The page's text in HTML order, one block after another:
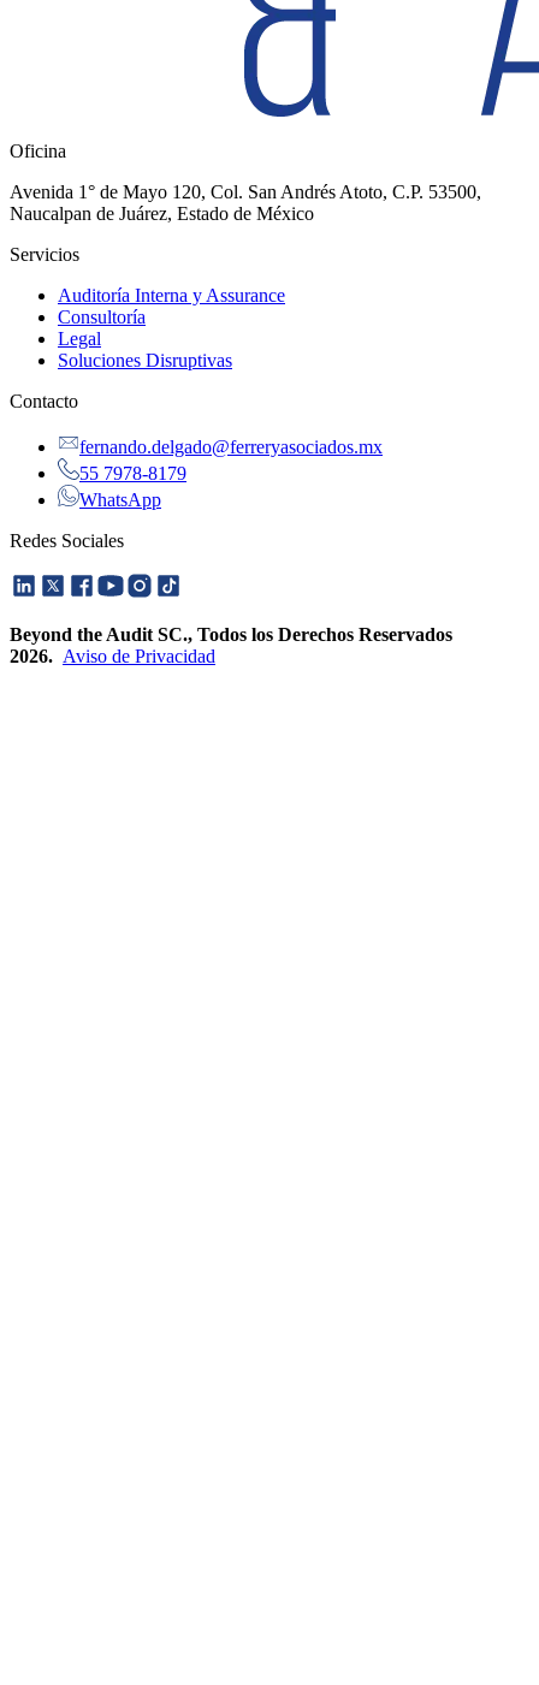
Oficina
Avenida 1° de Mayo 120, Col. San Andrés Atoto, C.P. 53500,
Naucalpan de Juárez, Estado de México
Servicios
Auditoría Interna y Assurance
Consultoría
Legal
Soluciones Disruptivas
Contacto
fernando.delgado@ferreryasociados.mx
55 7978-8179
WhatsApp
Redes Sociales
Beyond the Audit SC., Todos los Derechos Reservados
2026. Aviso de Privacidad